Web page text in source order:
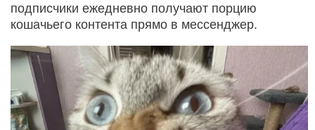
подписчики ежедневно получают порцию
кошачьего контента прямо в мессенджер.